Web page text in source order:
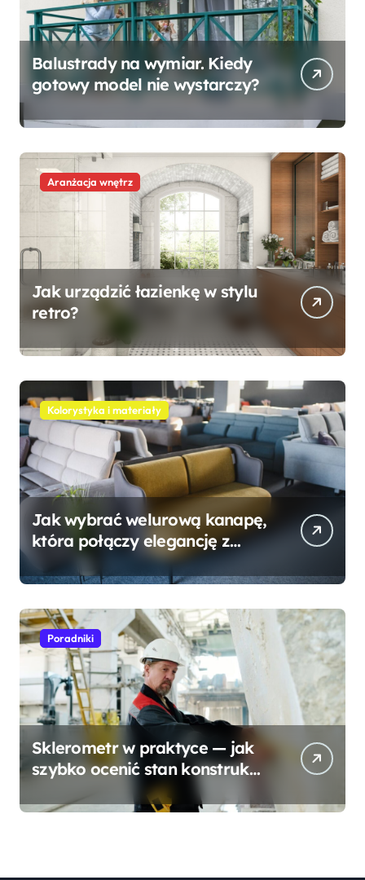
Balustrady na wymiar. Kiedy
gotowy model nie wystarczy?
Aranżacja wnętrz
Jak urządzić łazienkę w stylu
retro?
Kolorystyka i materiały
Jak wybrać welurową kanapę,
która połączy elegancję z
wygodą?
Poradniki
Sklerometr w praktyce — jak
szybko ocenić stan konstrukcji